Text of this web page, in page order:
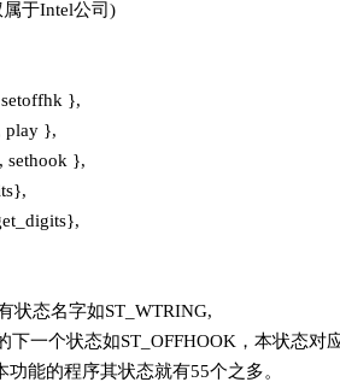
于Intel公司)
},
play },
sethook },
状态名字如ST_WTRING,
一个状态如ST_OFFHOOK，本状态对
能的程序其状态就有55个之多。